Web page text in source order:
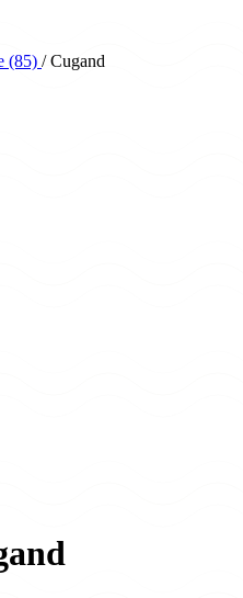
(85) / Cugand